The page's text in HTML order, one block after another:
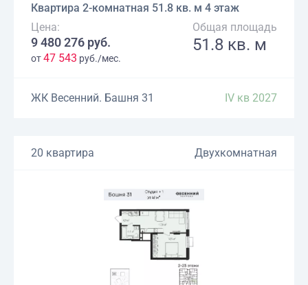
Квартира 2-комнатная 51.8 кв. м 4 этаж
Цена:
9 480 276 руб.
от47 543 руб./мес.
Общая площадь
51.8 кв. м
ЖК Весенний. Башня 31 IV кв 2027
20 квартира Двухкомнатная